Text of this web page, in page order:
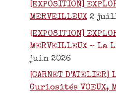
[EXPOSITION]
MERVEILLEUX 2
[EXPOSITION]
MERVEILLEUX – La
juin 2026
[CARNET
Curiosités VOEUX,